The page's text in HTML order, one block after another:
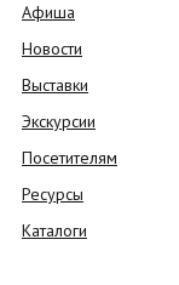
Афиша
Новости
Выставки
Экскурсии
Посетителям
Ресурсы
Каталоги